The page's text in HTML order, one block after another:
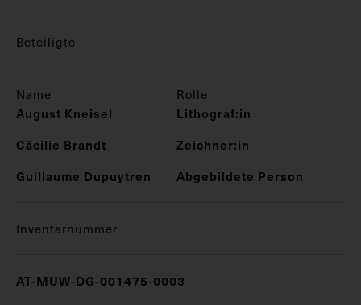
Beteiligte
Name Rolle
August Kneisel
Lithograf:in
Cäcilie Brandt
Zeichner:in
Guillaume Dupuytren
Abgebildete Person
Inventarnummer
AT-MUW-DG-001475-0003